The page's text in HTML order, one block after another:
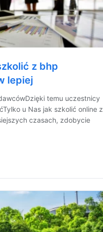
z bhp
lepiej
temu uczestnicy
u Nas jak szkolić online z
czasach, zdobycie